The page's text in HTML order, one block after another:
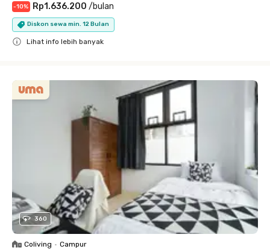
-10% Rp1.636.200 /bulan
Diskon sewa min. 12 Bulan
Lihat info lebih banyak
360
Coliving • Campur